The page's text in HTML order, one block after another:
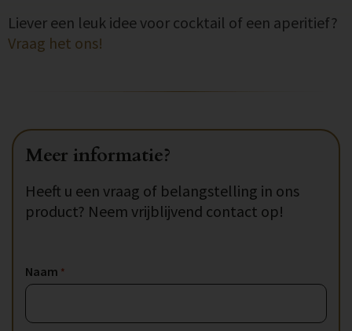
Liever een leuk idee voor cocktail of een aperitief?
Vraag het ons!
Meer informatie?
Heeft u een vraag of belangstelling in ons
product? Neem vrijblijvend contact op!
Naam *